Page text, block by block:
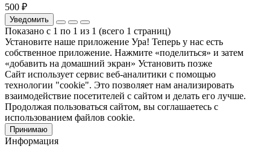
500 ₽
Уведомить
Показано с 1 по 1 из 1 (всего 1 страниц)
Установите наше приложение Ура! Теперь у нас есть
собственное приложение. Нажмите «поделиться» и затем
«добавить на домашний экран» Установить позже
Сайт использует сервис веб-аналитики с помощью
технологии "cookie". Это позволяет нам анализировать
взаимодействие посетителей с сайтом и делать его лучше.
Продолжая пользоваться сайтом, вы соглашаетесь с
использованием файлов cookie.
Принимаю
Информация